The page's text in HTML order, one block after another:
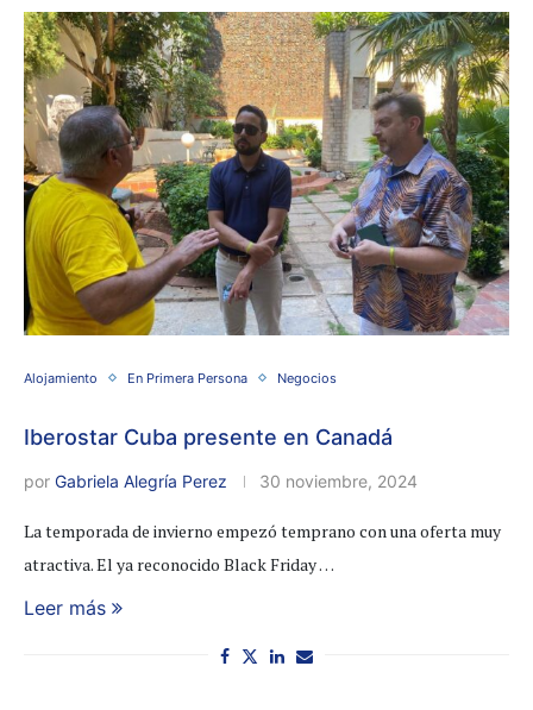
Alojamiento En Primera Persona Negocios
Iberostar Cuba presente en Canadá
por Gabriela Alegría Perez 30 noviembre, 2024
La temporada de invierno empezó temprano con una oferta muy
atractiva. El ya reconocido Black Friday …
Leer más